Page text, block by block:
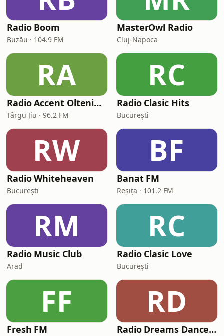
Radio Boom
Buzău · 104.9 FM
MasterOwl Radio
Cluj-Napoca
RA
Radio Accent Oltenia 96.2 FM
Târgu Jiu · 96.2 FM
RC
Radio Clasic Hits
București
RW
Radio Whiteheaven
București
BF
Banat FM
Reșița · 101.2 FM
RM
Radio Music Club
Arad
RC
Radio Clasic Love
București
FF
Fresh FM
RD
Radio Dreams Dance Hits